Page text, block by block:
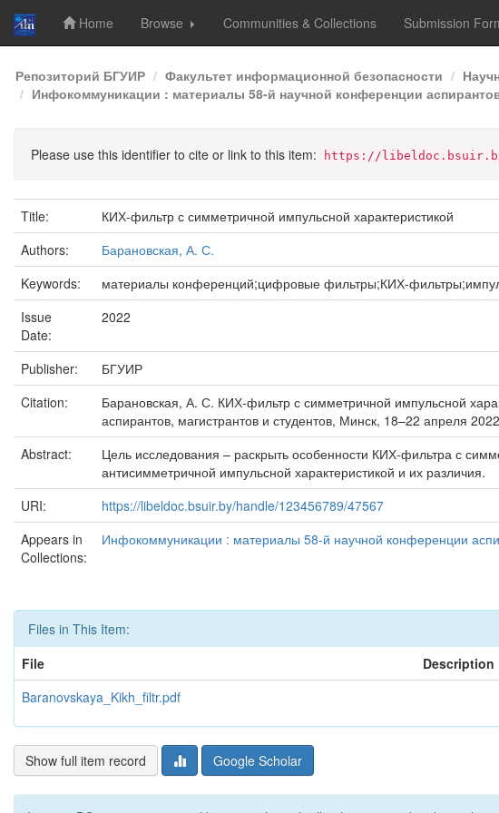
Skip
navigation
Home Browse Communities & Collections Submission
Репозиторий БГУИР Факультет информационной безопасности
Инфокоммуникации : материалы 58-й научной конференции
Please use this identifier to cite or link to this item: https://libeldoc.bsuir.by/
Title:
КИХ-фильтр с симметричной импульсной характеристикой
Authors:
Барановская, А. С.
Keywords:
материалы конференций;цифровые фильтры;КИХ-
Issue
Date:
2022
Publisher:
БГУИР
Citation:
Барановская, А. С. КИХ-фильтр с симметричной импульсной
аспирантов, магистрантов и студентов, Минск, 18–22 апреля
Abstract:
Цель исследования – раскрыть особенности КИХ-фильтра с
антисимметричной импульсной характеристикой и их различия.
URI:
https://libeldoc.bsuir.by/handle/123456789/47567
Appears in
Collections:
Инфокоммуникации : материалы 58-й научной конференции
Files in This Item:
File
Description
Baranovskaya_Kikh_filtr.pdf
Show full item record Google Scholar